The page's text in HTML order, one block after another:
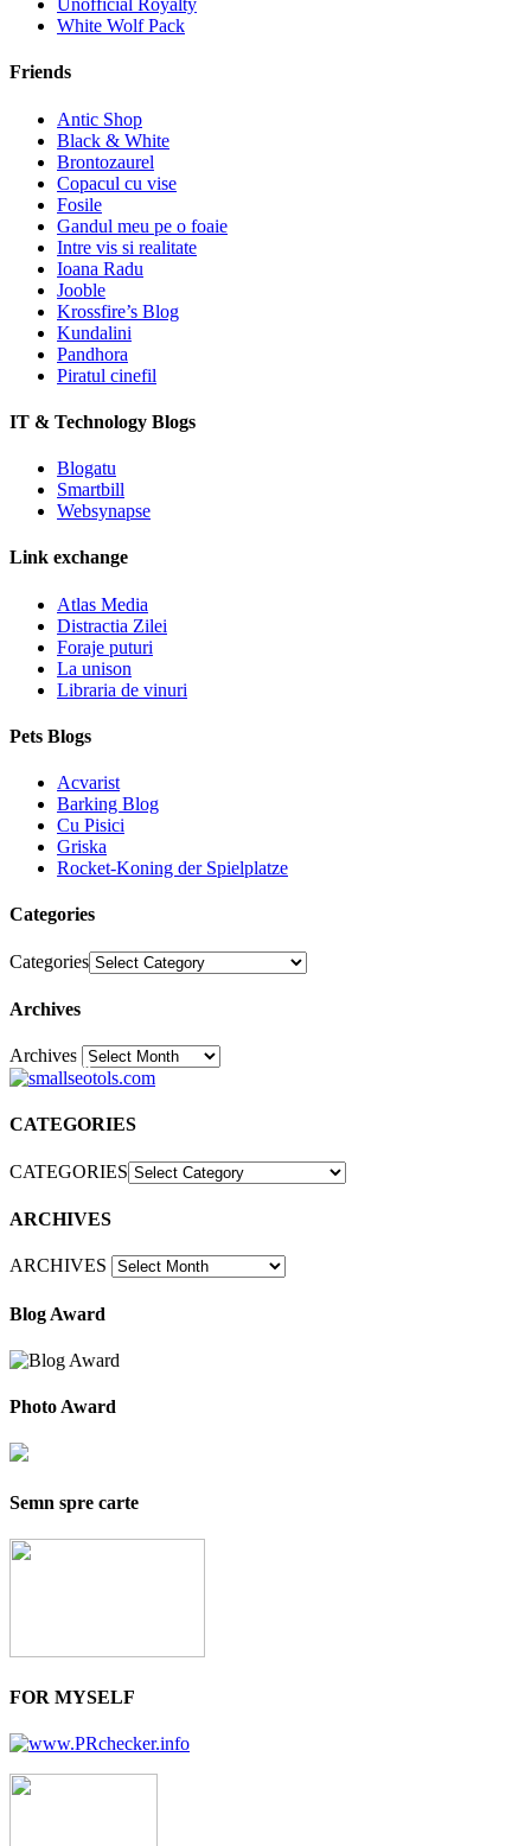
Unofficial Royalty
White Wolf Pack
Friends
Antic Shop
Black & White
Brontozaurel
Copacul cu vise
Fosile
Gandul meu pe o foaie
Intre vis si realitate
Ioana Radu
Jooble
Krossfire’s Blog
Kundalini
Pandhora
Piratul cinefil
IT & Technology Blogs
Blogatu
Smartbill
Websynapse
Link exchange
Atlas Media
Distractia Zilei
Foraje puturi
La unison
Libraria de vinuri
Pets Blogs
Acvarist
Barking Blog
Cu Pisici
Griska
Rocket-Koning der Spielplatze
Categories
Categories
Archives
Archives30
CATEGORIES
CATEGORIES
ARCHIVES
ARCHIVES
Blog Award
Photo Award
Semn spre carte
FOR MYSELF